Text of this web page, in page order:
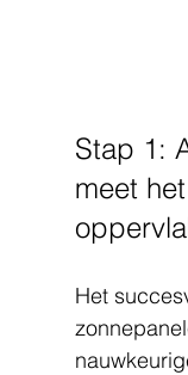
Stap 1:
meet
Het